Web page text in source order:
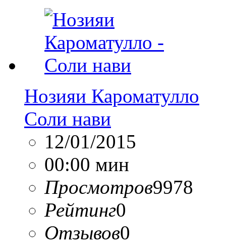
Нозияи Кароматулло
Соли нави
12/01/2015
00:00 мин
Просмотров9978
Рейтинг0
Отзывов0